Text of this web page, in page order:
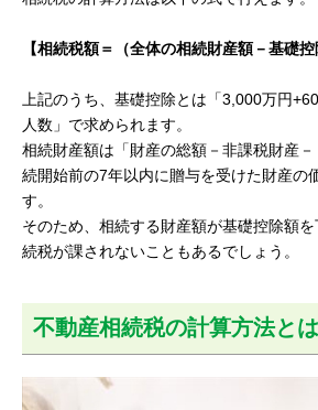
【相続税額＝（全体の相続財産額－基礎控
上記のうち、基礎控除とは「3,000万円
人数」で求められます。
相続財産額は「財産の総額－非課税財産
続開始前の7年以内に贈与を受けた財産の
す。
そのため、相続する財産額が基礎控除額
続税が課されないこともあるでしょう。
不動産相続税の計算方法と